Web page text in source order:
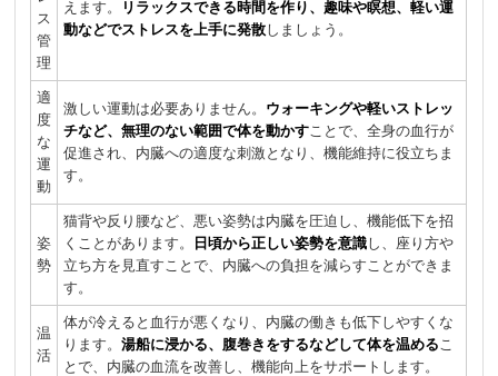
ス
管
理
えます。
リラックスできる時間を作り、趣味や瞑想、軽い運
動などでストレスを上手に発散しましょう。
適
度
な
運
動
激しい運動は必要ありません。 ウォーキングや軽いストレッ
チなど、無理のない範囲で体を動かす ことで、全身の血行が
促進され、内臓への適度な刺激となり、機能維持に役立ちま
す。
姿
勢
猫背や反り腰など、悪い姿勢は内臓を圧迫し、機能低下を招
くことがあります。
日頃から正しい姿勢を意識し、座り方や
立ち方を見直すことで、内臓への負担を減らすことができま
す。
温
活
体が冷えると血行が悪くなり、内臓の働きも低下しやすくな
ります。湯船に浸かる、腹巻きをするなどして体を温める こ
とで、内臓の血流を改善し、機能向上をサポートします。